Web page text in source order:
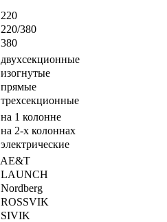
220
220/380
380
двухсекционные
изогнутые
прямые
трехсекционные
на 1 колонне
на 2-х колоннах
электрические
AE&T
LAUNCH
Nordberg
ROSSVIK
SIVIK